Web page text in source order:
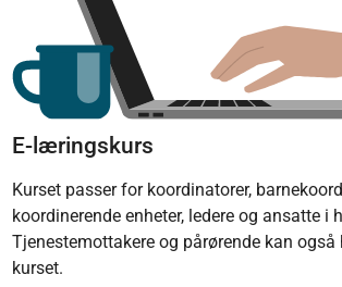
E-læringskurs
Kurset passer for koordinatorer,
koordinerende enheter, ledere og ansatte i
Tjenestemottakere og pårørende kan også
kurset.